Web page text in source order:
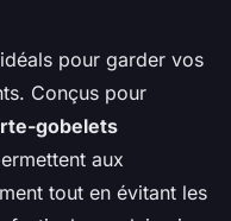
pour garder vos
Conçus pour
gobelets
aux
tout en évitant les